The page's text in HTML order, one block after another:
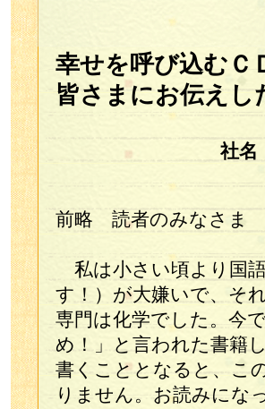
幸せを呼び込む
皆さまにお伝えし
社名
前略 読者のみなさま
私は小さい頃より国
す！）が大嫌いで、そ
専門は化学でした。今
め！」と言われた書籍
書くこととなると、こ
りません。お読みにな